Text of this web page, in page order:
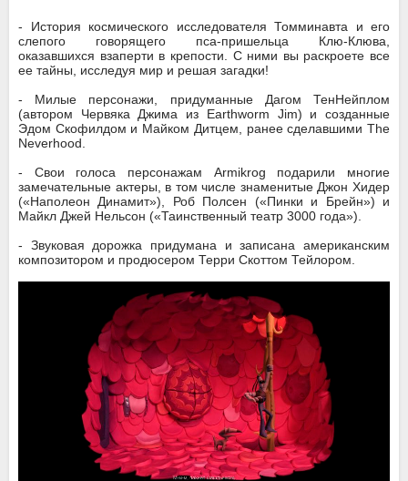
- История космического исследователя Томминавта и его
слепого говорящего пса-пришельца Клю-Клюва,
оказавшихся взаперти в крепости. С ними вы раскроете все
ее тайны, исследуя мир и решая загадки!
- Милые персонажи, придуманные Дагом ТенНейплом
(автором Червяка Джима из Earthworm Jim) и созданные
Эдом Скофилдом и Майком Дитцем, ранее сделавшими The
Neverhood.
- Свои голоса персонажам Armikrog подарили многие
замечательные актеры, в том числе знаменитые Джон Хидер
(«Наполеон Динамит»), Роб Полсен («Пинки и Брейн») и
Майкл Джей Нельсон («Таинственный театр 3000 года»).
- Звуковая дорожка придумана и записана американским
композитором и продюсером Терри Скоттом Тейлором.